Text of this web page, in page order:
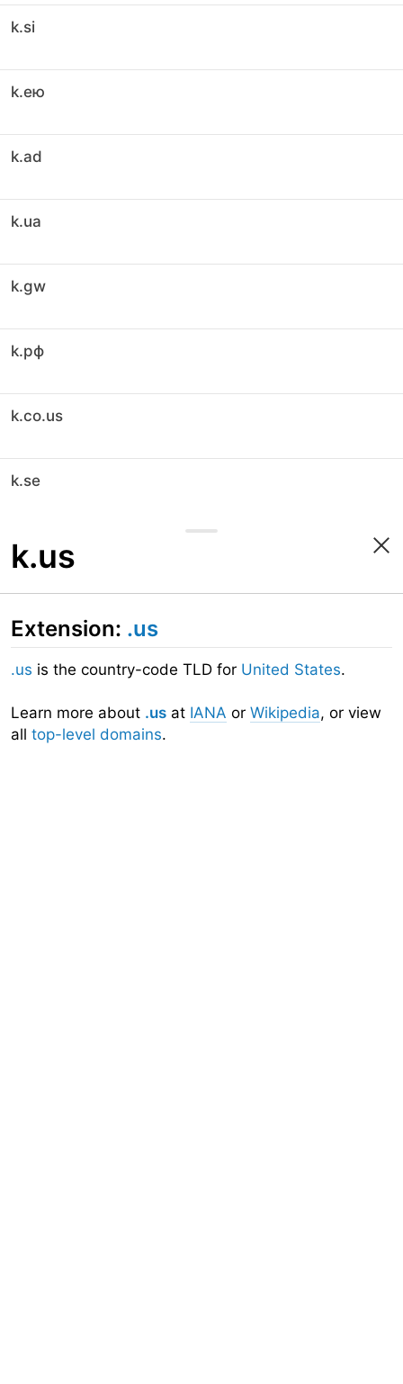
k.si
k.ею
k.ad
k.ua
k.gw
k.рф
k.co.us
k.se
k.us
Extension: .us
.us is the country-code TLD for United States.
Learn more about .us at IANA or Wikipedia, or view
all top-level domains.